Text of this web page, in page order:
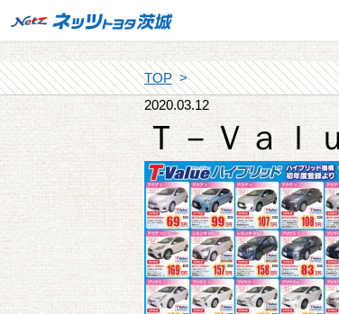
TOP
2020.03.12
Ｔ－Ｖａｌ